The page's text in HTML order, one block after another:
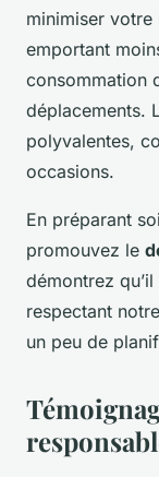
minimiser votre
emportant
consommation
déplacements.
polyvalentes,
occasions.
En préparant
promouvez le
démontrez
respectant
un peu de